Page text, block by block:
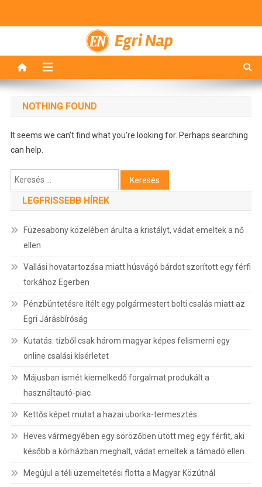
Egri Nap
NOTHING FOUND
It seems we can’t find what you’re looking for. Perhaps searching
can help.
Keresés:
LEGFRISSEBB HÍREK
Füzesabony közelében árulta a kristályt, vádat emeltek a nő
ellen
Vallási hovatartozása miatt húsvágó bárdot szorított egy férfi
torkához Egerben
Pénzbüntetésre ítélt egy polgármestert bolti csalás miatt az
Egri Járásbíróság
Kutatás: tízből csak három magyar képes felismerni egy
online csalási kísérletet
Májusban ismét kiemelkedő forgalmat produkált a
használtautó-piac
Kettős képet mutat a hazai uborka-termesztés
Heves vármegyében egy sörözőben ütött meg egy férfit, aki
később a kórházban meghalt, vádat emeltek a támadó ellen
Megújul a téli üzemeltetési flotta a Magyar Közútnál